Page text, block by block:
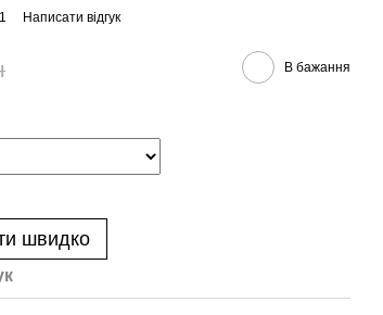
Написати відгук
В бажання
швидко